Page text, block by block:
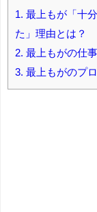
1. 最上もが「十
た」理由とは？
2. 最上もがの仕
3. 最上もがのプ